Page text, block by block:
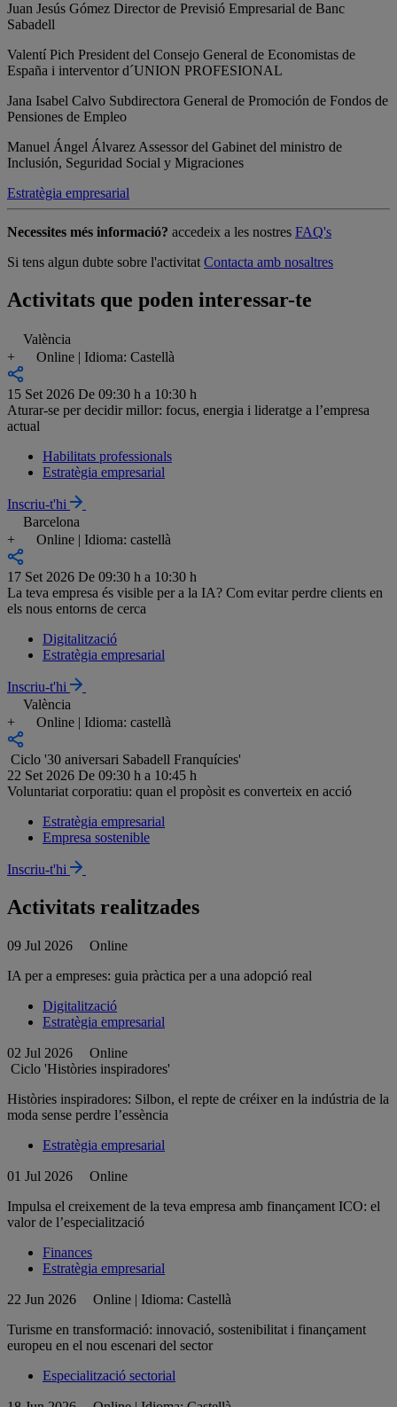
Juan Jesús Gómez Director de Previsió Empresarial de Banc
Sabadell
Valentí Pich President del Consejo General de Economistas de
España i interventor d´UNION PROFESIONAL
Jana Isabel Calvo Subdirectora General de Promoción de Fondos de
Pensiones de Empleo
Manuel Ángel ÁlvarezAssessor del Gabinet del ministro de
Inclusión, Seguridad Social y Migraciones
Estratègia empresarial
Necessites més informació? accedeix a les nostres FAQ's
Si tens algun dubte sobre l'activitat Contacta amb nosaltres
Activitats que poden interessar-te
València
+
Online | Idioma: Castellà
15 Set 2026 De 09:30 h a 10:30 h
Aturar-se per decidir millor: focus, energia i lideratge a l’empresa
actual
Habilitats professionals
Estratègia empresarial
Inscriu-t'hi
Barcelona
+
Online | Idioma: castellà
17 Set 2026 De 09:30 h a 10:30 h
La teva empresa és visible per a la IA? Com evitar perdre clients en
els nous entorns de cerca
Digitalització
Estratègia empresarial
Inscriu-t'hi
València
+
Online | Idioma: castellà
Ciclo '30 aniversari Sabadell Franquícies'
22 Set 2026 De 09:30 h a 10:45 h
Voluntariat corporatiu: quan el propòsit es converteix en acció
Estratègia empresarial
Empresa sostenible
Inscriu-t'hi
Activitats realitzades
09 Jul 2026
Online
IA per a empreses: guia pràctica per a una adopció real
Digitalització
Estratègia empresarial
02 Jul 2026
Online
Ciclo 'Històries inspiradores'
Històries inspiradores: Silbon, el repte de créixer en la indústria de la
moda sense perdre l’essència
Estratègia empresarial
01 Jul 2026
Online
Impulsa el creixement de la teva empresa amb finançament ICO: el
valor de l’especialització
Finances
Estratègia empresarial
22 Jun 2026
Online | Idioma: Castellà
Turisme en transformació: innovació, sostenibilitat i finançament
europeu en el nou escenari del sector
Especialització sectorial